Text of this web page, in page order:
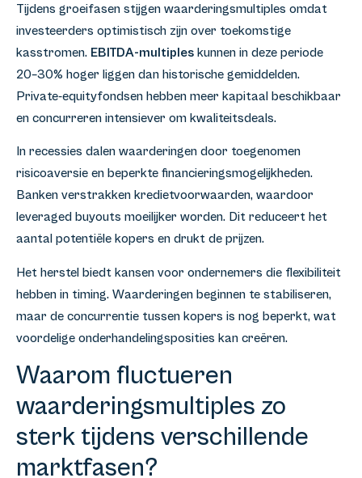
Tijdens groeifasen stijgen waarderingsmultiples omdat
investeerders optimistisch zijn over toekomstige
kasstromen. EBITDA-multiples kunnen in deze periode
20–30% hoger liggen dan historische gemiddelden.
Private-equityfondsen hebben meer kapitaal beschikbaar
en concurreren intensiever om kwaliteitsdeals.
In recessies dalen waarderingen door toegenomen
risicoaversie en beperkte financieringsmogelijkheden.
Banken verstrakken kredietvoorwaarden, waardoor
leveraged buyouts moeilijker worden. Dit reduceert het
aantal potentiële kopers en drukt de prijzen.
Het herstel biedt kansen voor ondernemers die flexibiliteit
hebben in timing. Waarderingen beginnen te stabiliseren,
maar de concurrentie tussen kopers is nog beperkt, wat
voordelige onderhandelingsposities kan creëren.
Waarom fluctueren
waarderingsmultiples zo
sterk tijdens verschillende
marktfasen?